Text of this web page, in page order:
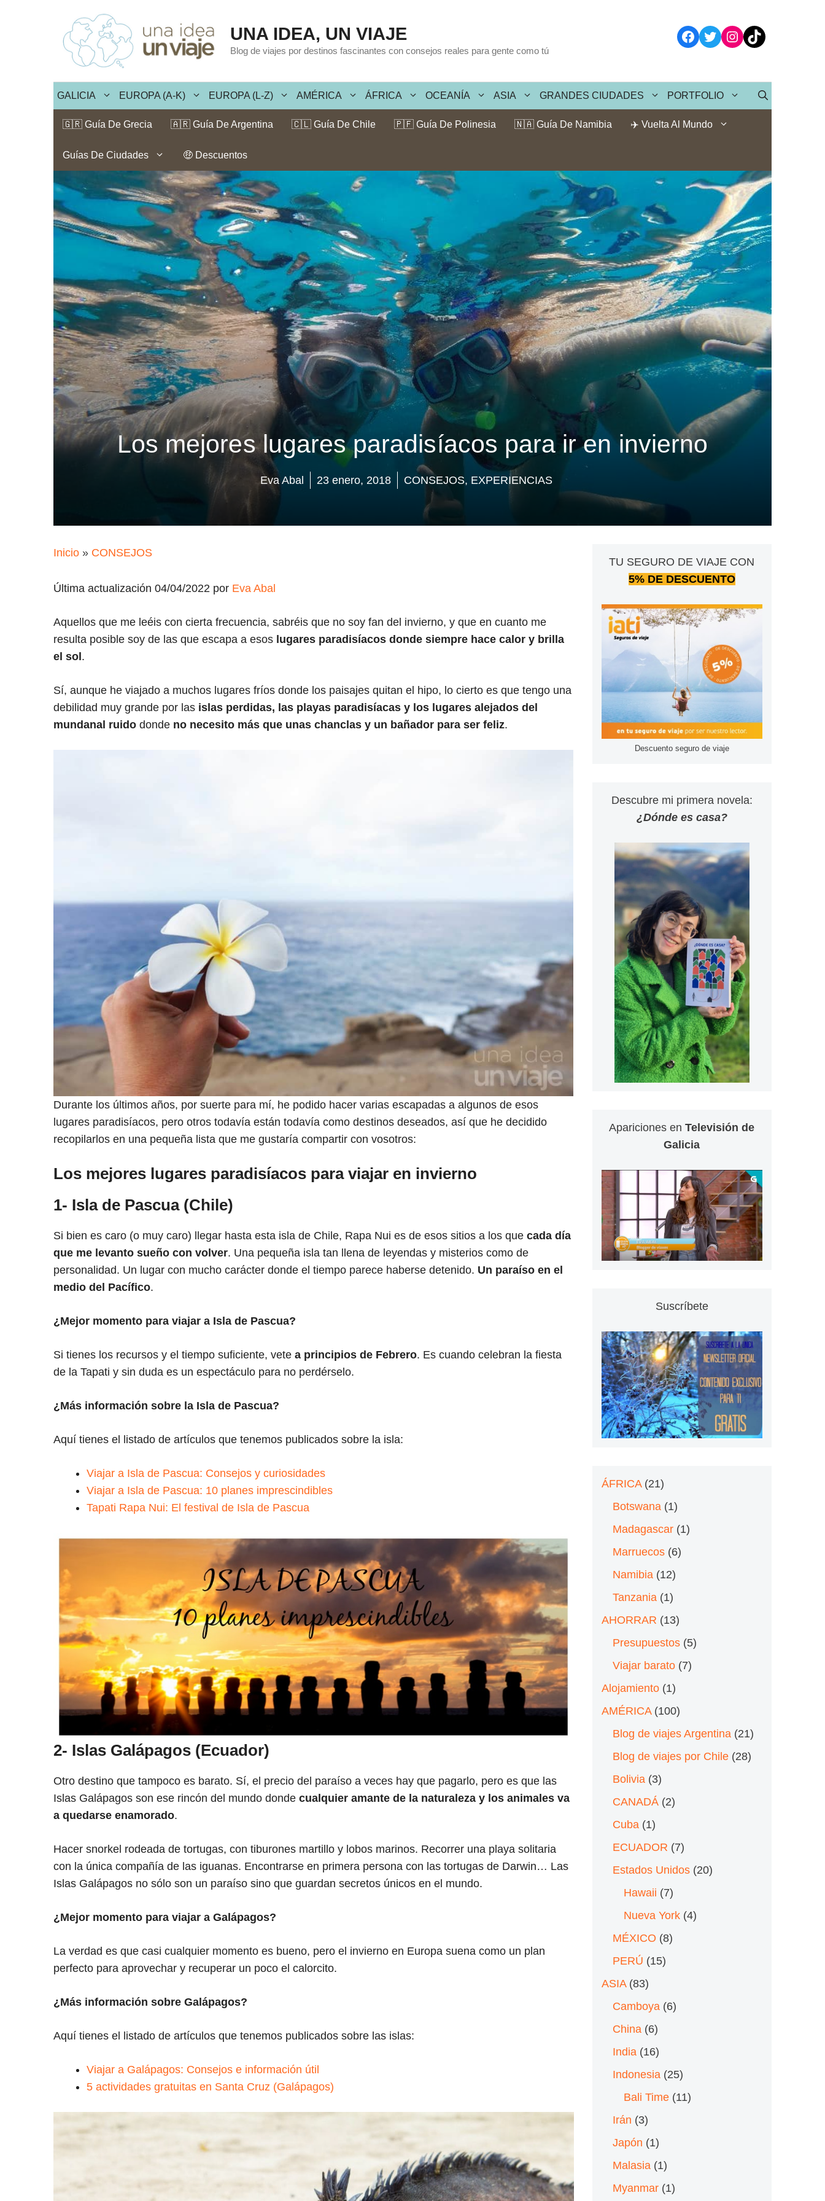
contenido
UNA IDEA, UN VIAJE
Blog de viajes por destinos fascinantes con consejos reales para gente como tú
Facebook
TwitterInstagram
TikTok
GALICIA EUROPA (A-K) EUROPA (L-Z) AMÉRICA ÁFRICA OCEANÍA ASIA GRANDES CIUDADES PORTFOLIO
🇬🇷 Guía De Grecia 🇦🇷 Guía De Argentina 🇨🇱 Guía De Chile 🇵🇫 Guía De Polinesia 🇳🇦 Guía De Namibia ✈️ Vuelta Al Mundo
Guías De Ciudades 🤑 Descuentos
Los mejores lugares paradisíacos para ir en invierno
Eva Abal 23 enero, 2018 CONSEJOS, EXPERIENCIAS
Inicio » CONSEJOS
Última actualización 04/04/2022 por Eva Abal
Aquellos que me leéis con cierta frecuencia, sabréis que no soy fan del invierno, y que en cuanto me
resulta posible soy de las que escapa a esos lugares paradisíacos donde siempre hace calor y brilla
el sol.
Sí, aunque he viajado a muchos lugares fríos donde los paisajes quitan el hipo, lo cierto es que tengo una
debilidad muy grande por las islas perdidas, las playas paradisíacas y los lugares alejados del
mundanal ruido donde no necesito más que unas chanclas y un bañador para ser feliz.
Durante los últimos años, por suerte para mí, he podido hacer varias escapadas a algunos de esos
lugares paradisíacos, pero otros todavía están todavía como destinos deseados, así que he decidido
recopilarlos en una pequeña lista que me gustaría compartir con vosotros:
Los mejores lugares paradisíacos para viajar en invierno
1- Isla de Pascua (Chile)
Si bien es caro (o muy caro) llegar hasta esta isla de Chile, Rapa Nui es de esos sitios a los que cada día
que me levanto sueño con volver. Una pequeña isla tan llena de leyendas y misterios como de
personalidad. Un lugar con mucho carácter donde el tiempo parece haberse detenido. Un paraíso en el
medio del Pacífico.
¿Mejor momento para viajar a Isla de Pascua?
Si tienes los recursos y el tiempo suficiente, vete a principios de Febrero. Es cuando celebran la fiesta
de la Tapati y sin duda es un espectáculo para no perdérselo.
¿Más información sobre la Isla de Pascua?
Aquí tienes el listado de artículos que tenemos publicados sobre la isla:
Viajar a Isla de Pascua: Consejos y curiosidades
Viajar a Isla de Pascua: 10 planes imprescindibles
Tapati Rapa Nui: El festival de Isla de Pascua
2- Islas Galápagos (Ecuador)
Otro destino que tampoco es barato. Sí, el precio del paraíso a veces hay que pagarlo, pero es que las
Islas Galápagos son ese rincón del mundo donde cualquier amante de la naturaleza y los animales va
a quedarse enamorado.
Hacer snorkel rodeada de tortugas, con tiburones martillo y lobos marinos. Recorrer una playa solitaria
con la única compañía de las iguanas. Encontrarse en primera persona con las tortugas de Darwin… Las
Islas Galápagos no sólo son un paraíso sino que guardan secretos únicos en el mundo.
¿Mejor momento para viajar a Galápagos?
La verdad es que casi cualquier momento es bueno, pero el invierno en Europa suena como un plan
perfecto para aprovechar y recuperar un poco el calorcito.
¿Más información sobre Galápagos?
Aquí tienes el listado de artículos que tenemos publicados sobre las islas:
Viajar a Galápagos: Consejos e información útil
5 actividades gratuitas en Santa Cruz (Galápagos)
TU SEGURO DE VIAJE CON
5% DE DESCUENTO
Descuento seguro de viaje
Descubre mi primera novela:
¿Dónde es casa?
Apariciones enTelevisión de
Galicia
Suscríbete
ÁFRICA(21)
Botswana (1)
Madagascar(1)
Marruecos(6)
Namibia (12)
Tanzania (1)
AHORRAR (13)
Presupuestos(5)
Viajar barato(7)
Alojamiento(1)
AMÉRICA(100)
Blog de viajes Argentina (21)
Blog de viajes por Chile(28)
Bolivia (3)
CANADÁ(2)
Cuba (1)
ECUADOR (7)
Estados Unidos(20)
Hawaii (7)
Nueva York(4)
MÉXICO (8)
PERÚ (15)
ASIA(83)
Camboya (6)
China (6)
India (16)
Indonesia (25)
Bali Time(11)
Irán (3)
Japón (1)
Malasia (1)
Myanmar(1)